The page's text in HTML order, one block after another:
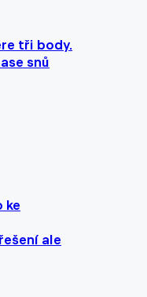
tři body.
snů
ke
ale